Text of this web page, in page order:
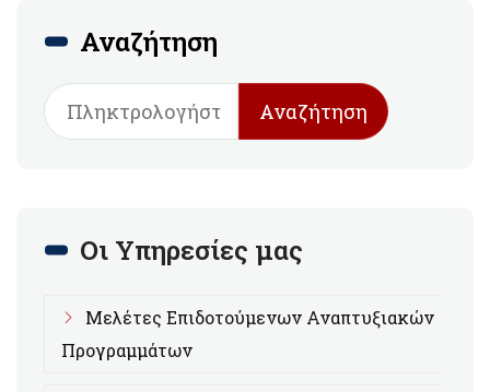
Αναζήτηση
Αναζήτηση
Οι Υπηρεσίες μας
Μελέτες Επιδοτούμενων Αναπτυξιακών
Προγραμμάτων